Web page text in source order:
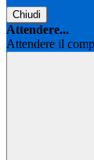
Chiudi
Attendere...
Attendere il